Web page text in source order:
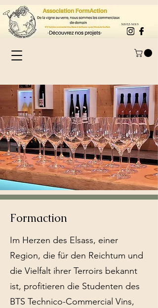
SUIVEZ-NOUS
Formaction
Im Herzen des Elsass, einer
Region, die für den Reichtum und
die Vielfalt ihrer Terroirs bekannt
ist, profitieren die Studenten des
BTS Technico-Commercial Vins,